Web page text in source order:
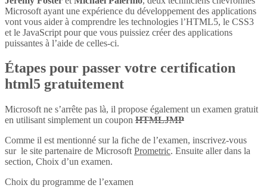
Microsoft ayant une expérience du développement des applications
vont vous aider à comprendre les technologies l’HTML5, le CSS3
et le JavaScript pour que vous puissiez créer des applications
puissantes à l’aide de celles-ci.
Étapes pour passer votre certification
html5 gratuitement
Microsoft ne s’arrête pas là, il propose également un examen gratuit
en utilisant simplement un coupon HTMLJMP
Comme il est mentionné sur la fiche de l’examen, inscrivez-vous
sur le site partenaire de Microsoft Prometric. Ensuite aller dans la
section, Choix d’un examen.
Choix du programme de l’examen